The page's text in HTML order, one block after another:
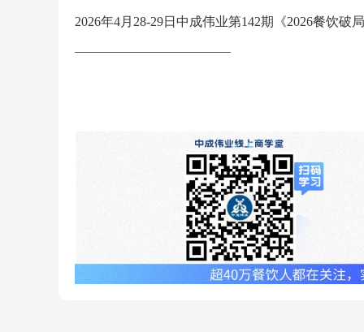
2026年4月28-29日中成伟业第142期《2026餐饮
————————————